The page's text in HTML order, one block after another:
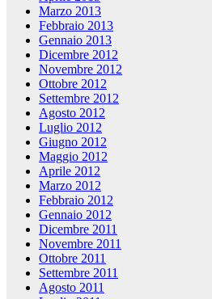
Marzo 2013
Febbraio 2013
Gennaio 2013
Dicembre 2012
Novembre 2012
Ottobre 2012
Settembre 2012
Agosto 2012
Luglio 2012
Giugno 2012
Maggio 2012
Aprile 2012
Marzo 2012
Febbraio 2012
Gennaio 2012
Dicembre 2011
Novembre 2011
Ottobre 2011
Settembre 2011
Agosto 2011